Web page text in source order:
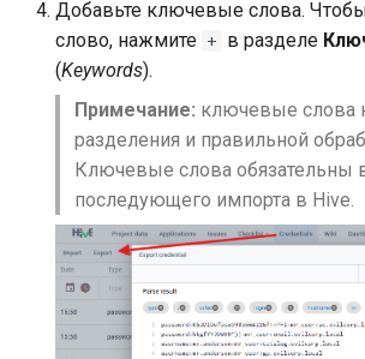
Добавьте ключевые слова.
слово, нажмите + в разделе
(Keywords).
Примечание: ключевые слова
разделения и правильной
Ключевые слова обязательны
последующего импорта в Hive.